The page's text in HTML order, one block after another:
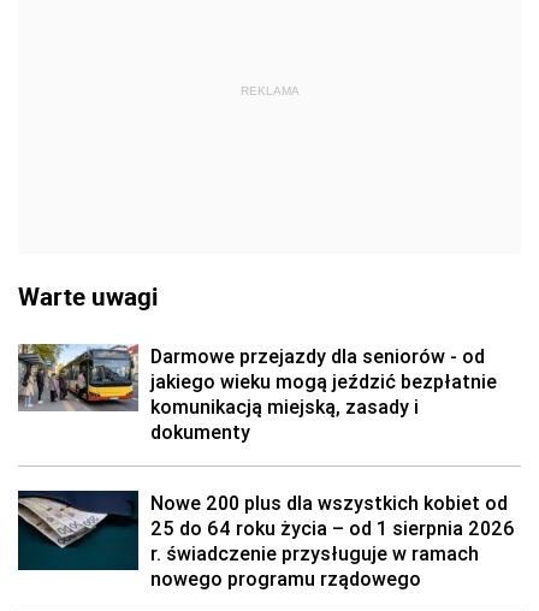
REKLAMA
Warte uwagi
Darmowe przejazdy dla seniorów - od
jakiego wieku mogą jeździć bezpłatnie
komunikacją miejską, zasady i
dokumenty
Nowe 200 plus dla wszystkich kobiet od
25 do 64 roku życia – od 1 sierpnia 2026
r. świadczenie przysługuje w ramach
nowego programu rządowego